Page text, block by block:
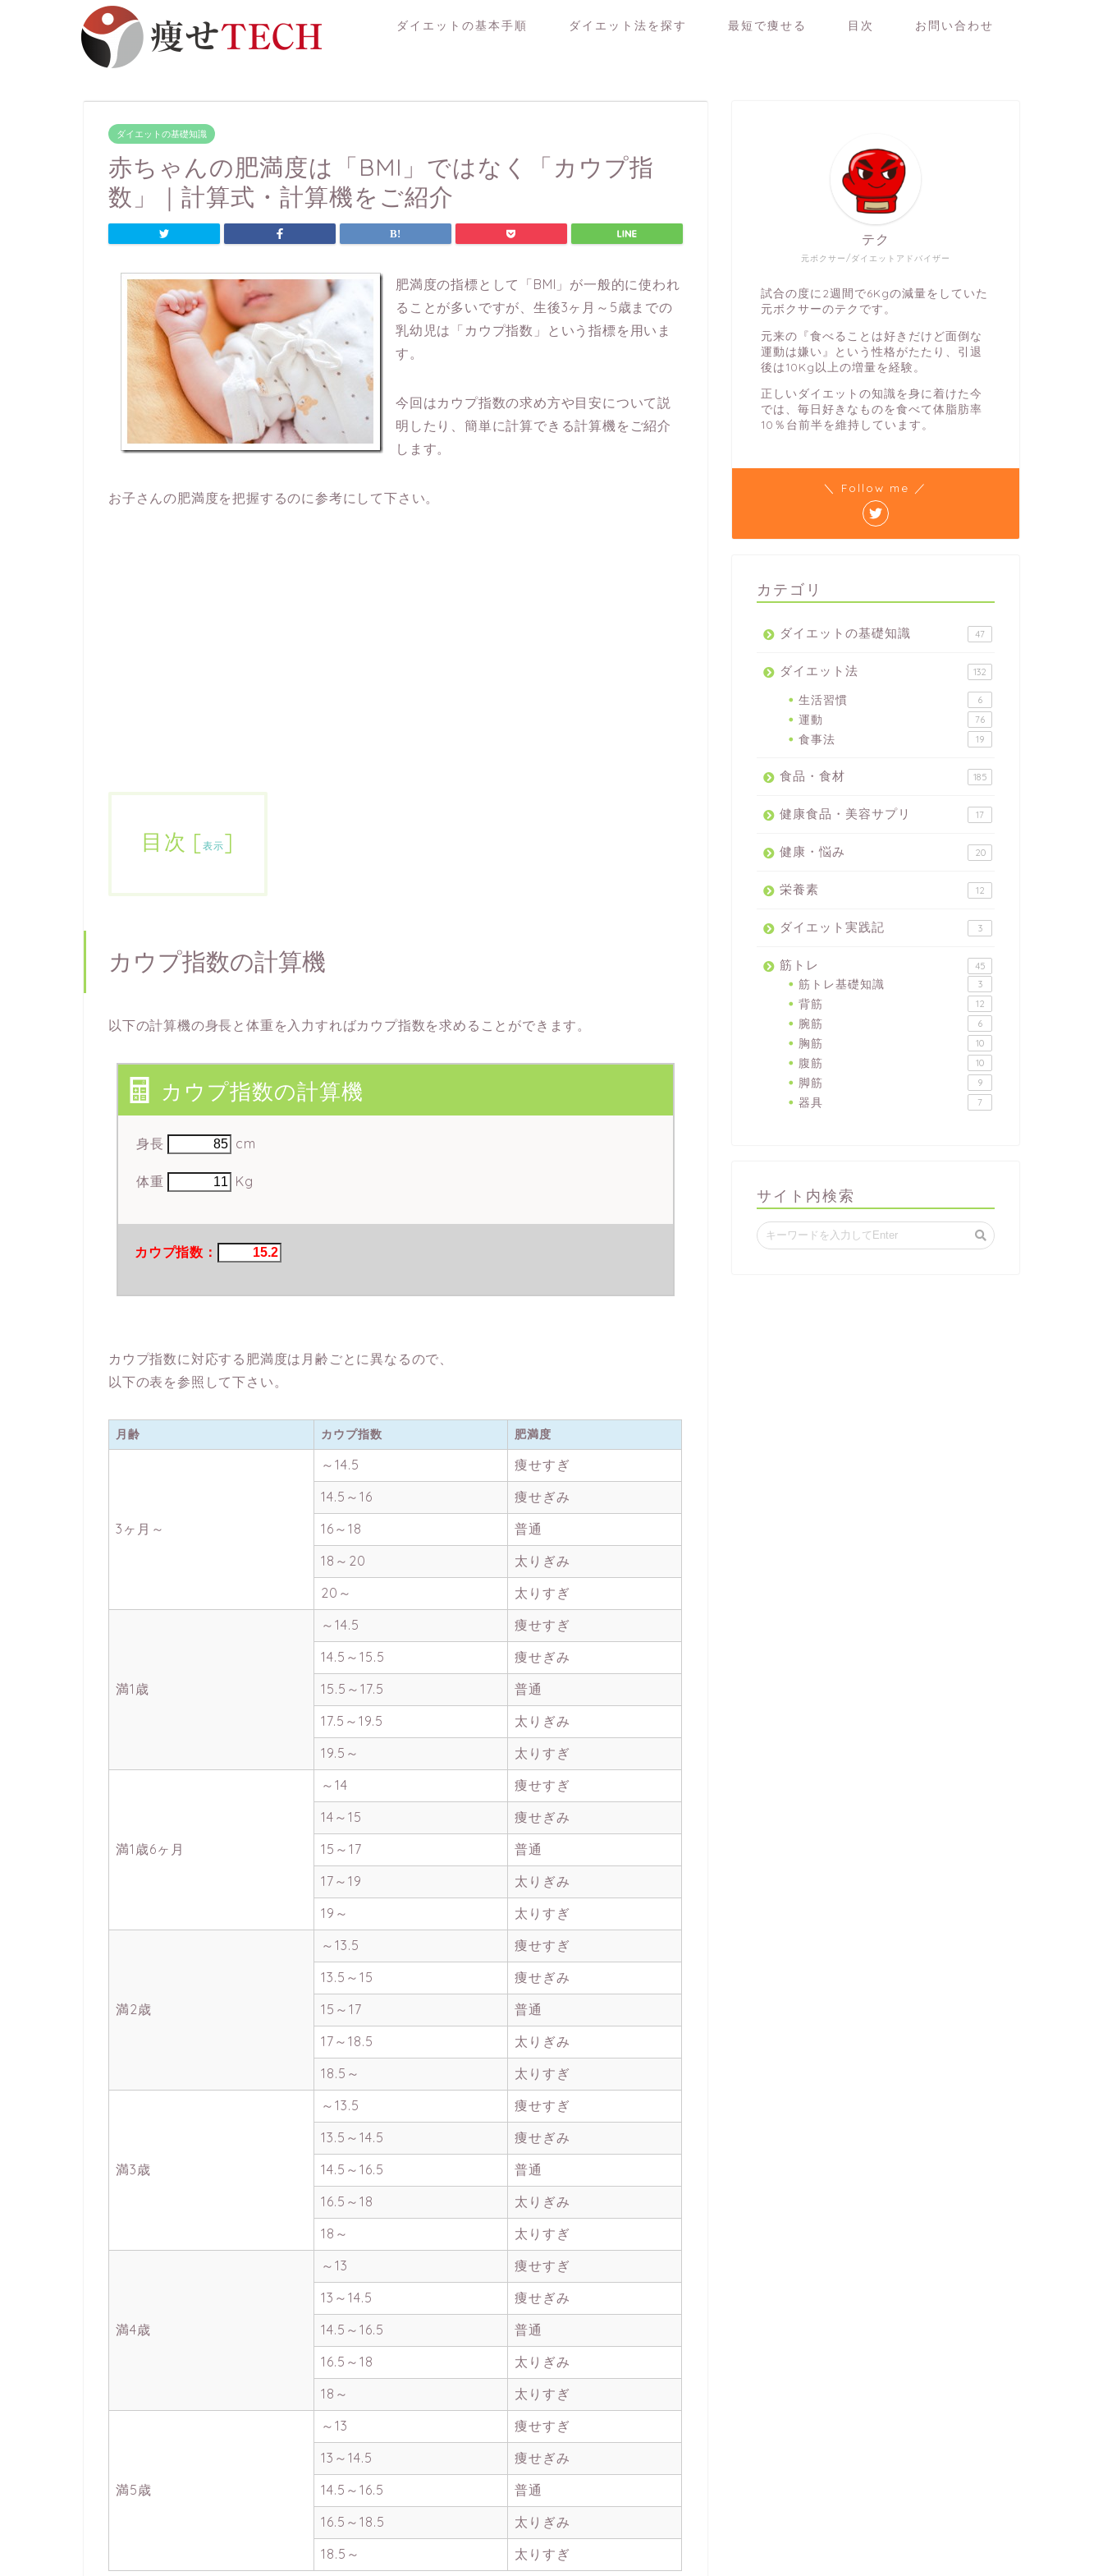
ダイエットの基本手順 ダイエット法を探す 最短で痩せる 目次 お問い合わせ
ダイエットの基礎知識
赤ちゃんの肥満度は「BMI」ではなく「カウプ指
数」｜計算式・計算機をご紹介
肥満度の指標として「BMI」が一般的に使われ
ることが多いですが、生後3ヶ月～5歳までの
乳幼児は「カウプ指数」という指標を用いま
す。
今回はカウプ指数の求め方や目安について説
明したり、簡単に計算できる計算機をご紹介
します。
お子さんの肥満度を把握するのに参考にして下さい。
目次 [表示]
カウプ指数の計算機
以下の計算機の身長と体重を入力すればカウプ指数を求めることができます。
カウプ指数の計算機
身長 cm
体重 Kg
カウプ指数：
カウプ指数に対応する肥満度は月齢ごとに異なるので、
以下の表を参照して下さい。
月齢 カウプ指数 肥満度
3ヶ月～
～14.5
痩せすぎ
14.5～16
痩せぎみ
16～18
普通
18～20
太りぎみ
20～
太りすぎ
満1歳
～14.5
痩せすぎ
14.5～15.5
痩せぎみ
15.5～17.5
普通
17.5～19.5
太りぎみ
19.5～
太りすぎ
満1歳6ヶ月
～14
痩せすぎ
14～15
痩せぎみ
15～17
普通
17～19
太りぎみ
19～
太りすぎ
満2歳
～13.5
痩せすぎ
13.5～15
痩せぎみ
15～17
普通
17～18.5
太りぎみ
18.5～
太りすぎ
満3歳
～13.5
痩せすぎ
13.5～14.5
痩せぎみ
14.5～16.5
普通
16.5～18
太りぎみ
18～
太りすぎ
満4歳
～13
痩せすぎ
13～14.5
痩せぎみ
14.5～16.5
普通
16.5～18
太りぎみ
18～
太りすぎ
満5歳
～13
痩せすぎ
13～14.5
痩せぎみ
14.5～16.5
普通
16.5～18.5
太りぎみ
18.5～
太りすぎ
元ボクサー/ダイエットアドバイザー
テク
試合の度に2週間で6Kgの減量をしていた
元ボクサーのテクです。
元来の『食べることは好きだけど面倒な
運動は嫌い』という性格がたたり、引退
後は10Kg以上の増量を経験。
正しいダイエットの知識を身に着けた今
では、毎日好きなものを食べて体脂肪率
10％台前半を維持しています。
＼ Follow me ／
カテゴリ
ダイエットの基礎知識 47
ダイエット法 132
生活習慣 6
運動 76
食事法 19
食品・食材 185
健康食品・美容サプリ 17
健康・悩み 20
栄養素 12
ダイエット実践記 3
筋トレ 45
筋トレ基礎知識 3
背筋 12
腕筋 6
胸筋 10
腹筋 10
脚筋 9
器具 7
サイト内検索